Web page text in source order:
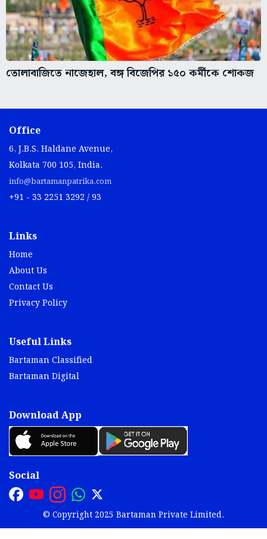
তোলাবাজিতে নাজেহাল, বঙ্গ বিজেপির ১৫০ কর্মীকে শোকজ
Office
6, J.B.S. Haldane Avenue,
Kolkata 700 105, India.
info@bartamanpatrika.com
+91 - 33 2251 3292 / 93
Links
Home
About Us
Contact Us
Privacy Policy
Useful Links
Bartaman Classified
Bartaman Digital
Download App
Social
© Copyright 2025 Bartaman Private Limited.